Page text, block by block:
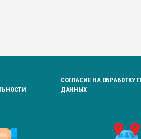
СОГЛАСИЕ НА ОБРАБОТКУ
ДАННЫХ